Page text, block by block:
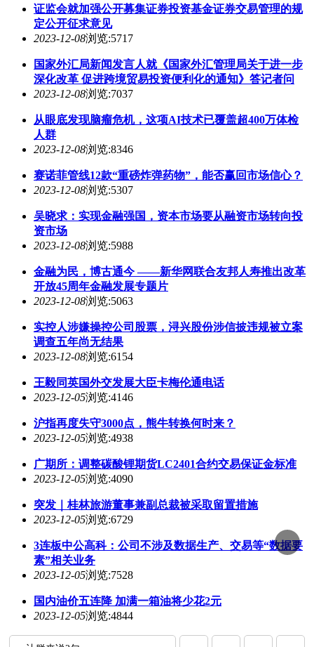
证监会就加强公开募集证券投资基金证券交易管理的规
定公开征求意见
2023-12-08浏览:5717
国家外汇局新闻发言人就《国家外汇管理局关于进一步
深化改革 促进跨境贸易投资便利化的通知》答记者问
2023-12-08浏览:7037
从眼底发现脑瘤危机，这项AI技术已覆盖超400万体检
人群
2023-12-08浏览:8346
赛诺菲管线12款“重磅炸弹药物”，能否赢回市场信心？
2023-12-08浏览:5307
吴晓求：实现金融强国，资本市场要从融资市场转向投
资市场
2023-12-08浏览:5988
金融为民，博古通今 ——新华网联合友邦人寿推出改革
开放45周年金融发展专题片
2023-12-08浏览:5063
实控人涉嫌操控公司股票，浔兴股份涉信披违规被立案
调查五年尚无结果
2023-12-08浏览:6154
王毅同英国外交发展大臣卡梅伦通电话
2023-12-05浏览:4146
沪指再度失守3000点，熊牛转换何时来？
2023-12-05浏览:4938
广期所：调整碳酸锂期货LC2401合约交易保证金标准
2023-12-05浏览:4090
突发｜桂林旅游董事兼副总裁被采取留置措施
2023-12-05浏览:6729
3连板中公高科：公司不涉及数据生产、交易等“数据要
素”相关业务
2023-12-05浏览:7528
国内油价五连降 加满一箱油将少花2元
2023-12-05浏览:4844